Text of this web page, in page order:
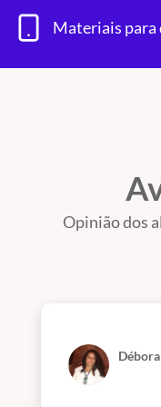
Materiais para
Opinião dos